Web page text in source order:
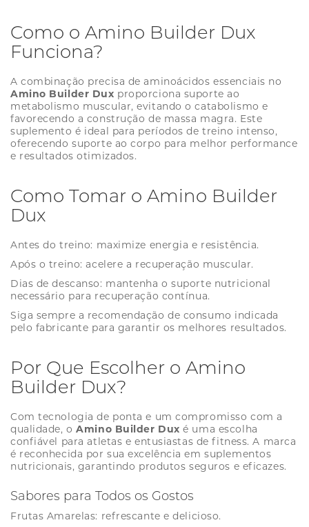
Como o Amino Builder Dux
Funciona?
A combinação precisa de aminoácidos essenciais no
Amino Builder Dux proporciona suporte ao
metabolismo muscular, evitando o catabolismo e
favorecendo a construção de massa magra. Este
suplemento é ideal para períodos de treino intenso,
oferecendo suporte ao corpo para melhor performance
e resultados otimizados.
Como Tomar o Amino Builder
Dux
Antes do treino: maximize energia e resistência.
Após o treino: acelere a recuperação muscular.
Dias de descanso: mantenha o suporte nutricional
necessário para recuperação contínua.
Siga sempre a recomendação de consumo indicada
pelo fabricante para garantir os melhores resultados.
Por Que Escolher o Amino
Builder Dux?
Com tecnologia de ponta e um compromisso com a
qualidade, oAmino Builder Dux é uma escolha
confiável para atletas e entusiastas de fitness. A marca
é reconhecida por sua excelência em suplementos
nutricionais, garantindo produtos seguros e eficazes.
Sabores para Todos os Gostos
Frutas Amarelas: refrescante e delicioso.